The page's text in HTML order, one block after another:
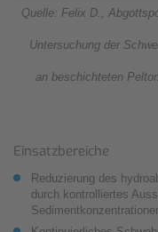
Quelle: Felix D.,
Untersuchung der
an beschichteten
Einsatzbereiche
Reduzierung des
durch kontrolliertes